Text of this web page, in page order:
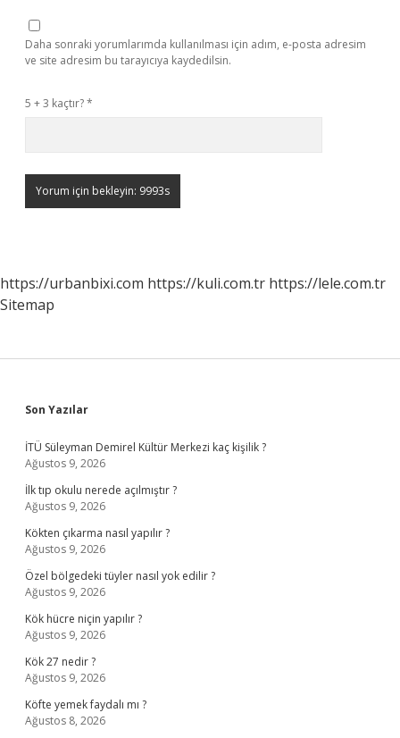
Daha sonraki yorumlarımda kullanılması için adım, e-posta adresim
ve site adresim bu tarayıcıya kaydedilsin.
5 + 3 kaçtır?*
https://urbanbixi.com https://kuli.com.tr https://lele.com.tr
Sitemap
Sidebar
Son Yazılar
İTÜ Süleyman Demirel Kültür Merkezi kaç kişilik ?
Ağustos 9, 2026
İlk tıp okulu nerede açılmıştır ?
Ağustos 9, 2026
Kökten çıkarma nasıl yapılır ?
Ağustos 9, 2026
Özel bölgedeki tüyler nasıl yok edilir ?
Ağustos 9, 2026
Kök hücre niçin yapılır ?
Ağustos 9, 2026
Kök 27 nedir ?
Ağustos 9, 2026
Köfte yemek faydalı mı ?
Ağustos 8, 2026